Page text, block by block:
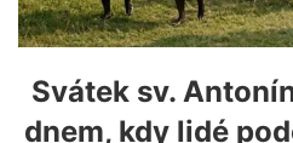
Svátek sv.
dnem, kdy lidé